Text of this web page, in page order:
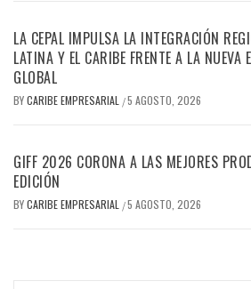
LA CEPAL IMPULSA LA INTEGRACIÓN
LATINA Y EL CARIBE FRENTE A LA NUEVA
GLOBAL
BYCARIBE EMPRESARIAL /5 AGOSTO, 2026
GIFF 2026 CORONA A LAS MEJORES
EDICIÓN
BYCARIBE EMPRESARIAL /5 AGOSTO, 2026